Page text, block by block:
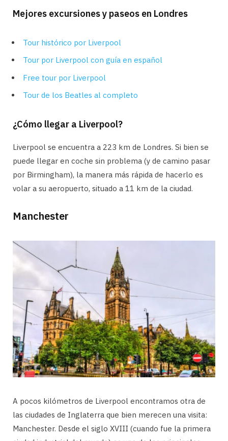
Mejores excursiones y paseos en Londres
Tour histórico por Liverpool
Tour por Liverpool con guía en español
Free tour por Liverpool
Tour de los Beatles al completo
¿Cómo llegar a Liverpool?
Liverpool se encuentra a 223 km de Londres. Si bien se
puede llegar en coche sin problema (y de camino pasar
por Birmingham), la manera más rápida de hacerlo es
volar a su aeropuerto, situado a 11 km de la ciudad.
Manchester
A pocos kilómetros de Liverpool encontramos otra de
las ciudades de Inglaterra que bien merecen una visita:
Manchester. Desde el siglo XVIII (cuando fue la primera